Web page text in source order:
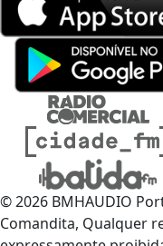
© 2026 BMHAUDIO
Comandita, Qualquer